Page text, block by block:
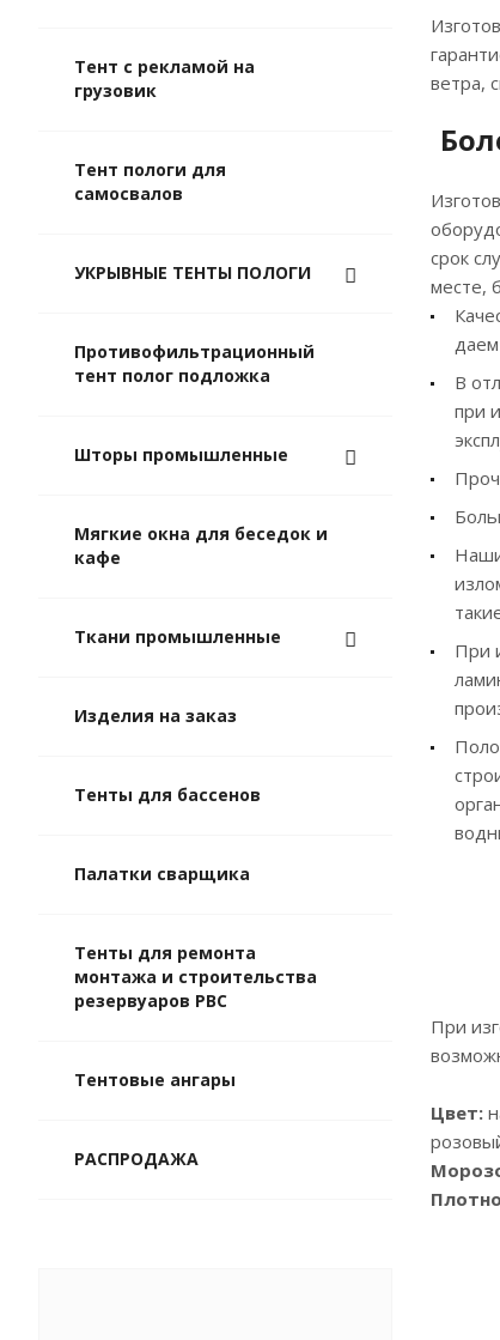
Тент с рекламой на
грузовик
Тент пологи для
самосвалов
УКРЫВНЫЕ ТЕНТЫ ПОЛОГИ
Противофильтрационный
тент полог подложка
Шторы промышленные
Мягкие окна для беседок и
кафе
Ткани промышленные
Изделия на заказ
Тенты для бассенов
Палатки сварщика
Тенты для ремонта
монтажа и строительства
резервуаров РВС
Тентовые ангары
РАСПРОДАЖА
ветра,
срок
месте,
В
при
При
При
Цвет: